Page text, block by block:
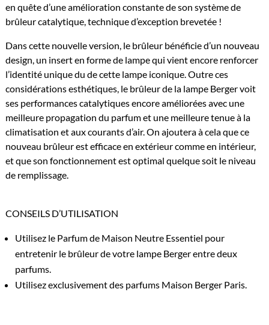
en quête d’une amélioration constante de son système de
brûleur catalytique, technique d’exception brevetée !
Dans cette nouvelle version, le brûleur bénéficie d’un nouveau
design, un insert en forme de lampe qui vient encore renforcer
l’identité unique du de cette lampe iconique. Outre ces
considérations esthétiques, le brûleur de la lampe Berger voit
ses performances catalytiques encore améliorées avec une
meilleure propagation du parfum et une meilleure tenue à la
climatisation et aux courants d’air. On ajoutera à cela que ce
nouveau brûleur est efficace en extérieur comme en intérieur,
et que son fonctionnement est optimal quelque soit le niveau
de remplissage.
CONSEILS D’UTILISATION
Utilisez le Parfum de Maison Neutre Essentiel pour
entretenir le brûleur de votre lampe Berger entre deux
parfums.
Utilisez exclusivement des parfums Maison Berger Paris.